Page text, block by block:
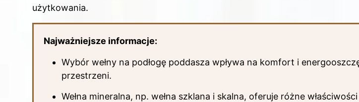
użytkowania.
Najważniejsze informacje:
Wybór wełny na podłogę poddasza wpływa na komfort i
przestrzeni.
Wełna mineralna, np. wełna szklana i skalna, oferuje różne